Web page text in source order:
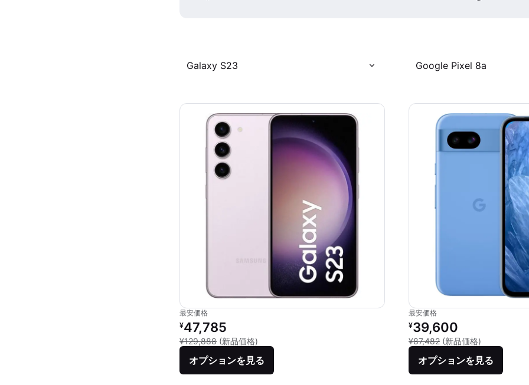
Galaxy S23 Google Pixel 8a
最安価格
リファービッシュ品の価格：
¥47,785
¥129,888 (新品価格)
オプションを見る
最安価格
リファービッシュ品の価格：
¥39,600
¥87,482 (新品価格)
オプションを見る